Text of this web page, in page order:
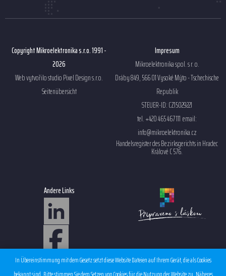
Copyright Mikroelektronika s.r.o. 1991 -
2026
Web vytvořilo studioPixel Design s.r.o.
Seitenübersicht
Impresum
Mikroelektronika spol. s r. o.
Dráby 849, 566 01 Vysoké Mýto - Tschechische
Republik
STEUER-ID: CZ15029221
tel. +420 465 467 111 email:
info@mikroelektronika.cz
Handelsregister des Bezirksgerichts in Hradec
Králové C 576.
Andere Links
Sales condition EMS
Personal data protection
In Übereinstimmung mit dem Gesetz setzt diese Website Dateien auf Ihrem Gerät, die als Cookies
bekannt sind. Bitte stimmen Sie dem Setzen von Cookies für die Nutzung der Website zu. Näheres